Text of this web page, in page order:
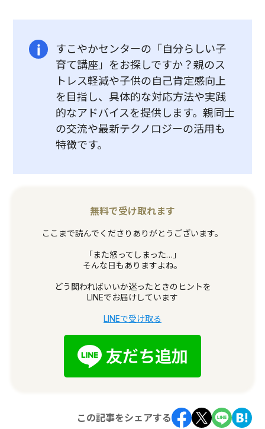
すこやかセンターの「自分らしい子
育て講座」をお探しですか？親のス
トレス軽減や子供の自己肯定感向上
を目指し、具体的な対応方法や実践
的なアドバイスを提供します。親同士
の交流や最新テクノロジーの活用も
特徴です。
無料で受け取れます
ここまで読んでくださりありがとうございます。
「また怒ってしまった…」
そんな日もありますよね。
どう関わればいいか迷ったときのヒントを
LINEでお届けしています
LINEで受け取る
この記事をシェアする